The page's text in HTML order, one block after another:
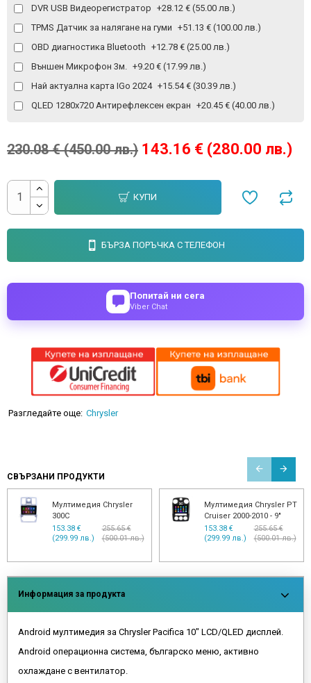
143.16 € (280.00 лв.)
230.08 € (450.00 лв.)
DVR USB Видеорегистратор +28.12 € (55.00 лв.)
TPMS Датчик за налягане на гуми +51.13 € (100.00 лв.)
OBD диагностика Bluetooth +12.78 € (25.00 лв.)
Външен Микрофон 3м.
+9.20 € (17.99 лв.)
Най актуална карта IGo 2024 +15.54 € (30.39 лв.)
QLED 1280x720 Антирефлексен екран +20.45 € (40.00 лв.)
КУПИ
БЪРЗА ПОРЪЧКА С ТЕЛЕФОН
Попитай ни сега
Viber Chat
Разгледайте още: Chrysler
СВЪРЗАНИ ПРОДУКТИ
Мултимедия Chrysler
300C
153.38 €
(299.99 лв.)
255.65 €
(500.01 лв.)
Мултимедия Chrysler PT
Cruiser 2000-2010 - 9"
153.38 €
(299.99 лв.)
255.65 €
(500.01 лв.)
Информация за продукта
Android мултимедия за Chrysler Pacifica 10" LCD/QLED дисплей.
Android операционна система, българско меню, активно
охлаждане с вентилатор.